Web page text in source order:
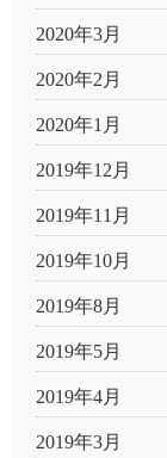
2020年3月
2020年2月
2020年1月
2019年12月
2019年11月
2019年10月
2019年8月
2019年5月
2019年4月
2019年3月